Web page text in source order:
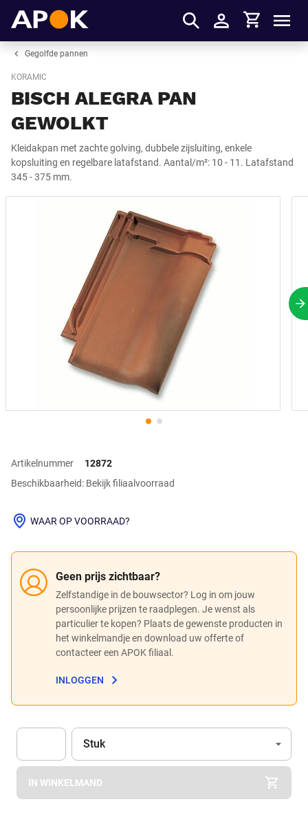
Inloggen
Winkelmandje
Gegolfde pannen
KORAMIC
BISCH ALEGRA PAN
GEWOLKT
Kleidakpan met zachte golving, dubbele zijsluiting, enkele
kopsluiting en regelbare latafstand. Aantal/m²: 10 - 11. Latafstand
345 - 375 mm.
Artikelnummer
12872
Beschikbaarheid: Bekijk filiaalvoorraad
Geen prijs zichtbaar?
Zelfstandige in de bouwsector? Log in om jouw
persoonlijke prijzen te raadplegen. Je wenst als
particulier te kopen? Plaats de gewenste producten in
het winkelmandje en download uw offerte of
contacteer een APOK filiaal.
INLOGGEN
WAAR OP VOORRAAD?
Apok.Product.Detail.AddToCart.Quantity (Optioneel)
Eenheid
Stuk
IN WINKELMAND